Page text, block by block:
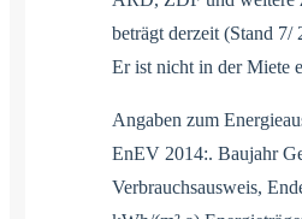
beträgt derzeit (Stand 7/
Er ist nicht in der Miete
Angaben zum
EnEV 2014:. Baujahr
Verbrauchsausweis,